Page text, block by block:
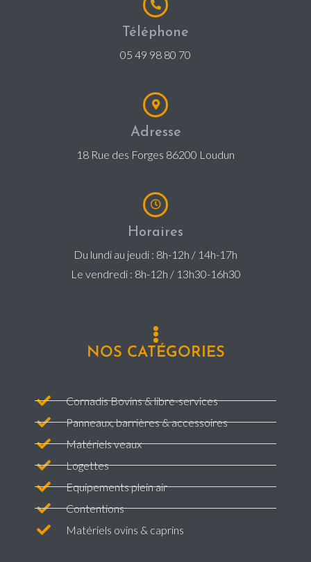
Téléphone
05 49 98 80 70
Adresse
18 Rue des Forges 86200 Loudun
Horaires
Du lundi au jeudi : 8h-12h / 14h-17h
Le vendredi : 8h-12h / 13h30-16h30
NOS CATÉGORIES
Cornadis Bovins & libre-services
Panneaux, barrières & accessoires
Matériels veaux
Logettes
Equipements plein air
Contentions
Matériels ovins & caprins